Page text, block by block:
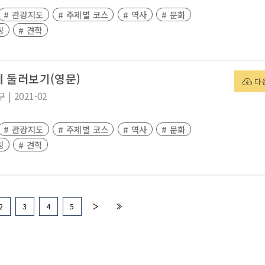
# 관광지도 # 주제별 코스 # 역사
# 문화
# 견학
둘러보기(영문)
| 2021-02
# 관광지도 # 주제별 코스 # 역사
# 문화
# 견학
다
3 4 5